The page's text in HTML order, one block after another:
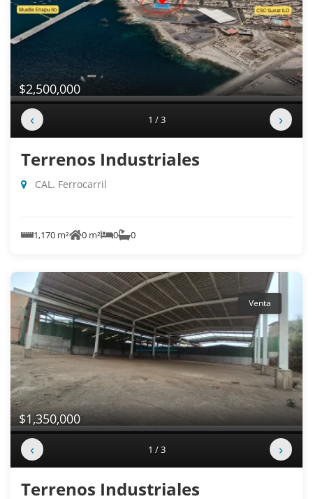
$2,500,000
‹ 1 / 3 ›
Terrenos Industriales
CAL. Ferrocarril
1,170 m² 0 m² 0 0
Venta
$1,350,000
‹ 1 / 3 ›
Terrenos Industriales